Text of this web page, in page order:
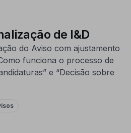
de I&D
do Aviso com ajustamento
funciona o processo de
e “Decisão sobre